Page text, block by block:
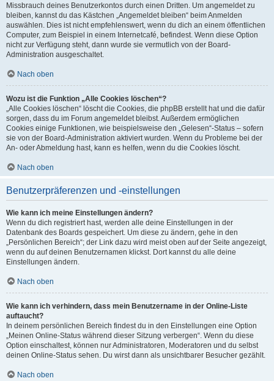
Missbrauch deines Benutzerkontos durch einen Dritten. Um angemeldet zu
bleiben, kannst du das Kästchen „Angemeldet bleiben“ beim Anmelden
auswählen. Dies ist nicht empfehlenswert, wenn du dich an einem öffentlichen
Computer, zum Beispiel in einem Internetcafé, befindest. Wenn diese Option
nicht zur Verfügung steht, dann wurde sie vermutlich von der Board-
Administration ausgeschaltet.
Nach oben
Wozu ist die Funktion „Alle Cookies löschen“?
„Alle Cookies löschen“ löscht die Cookies, die phpBB erstellt hat und die dafür
sorgen, dass du im Forum angemeldet bleibst. Außerdem ermöglichen
Cookies einige Funktionen, wie beispielsweise den „Gelesen“-Status – sofern
sie von der Board-Administration aktiviert wurden. Wenn du Probleme bei der
An- oder Abmeldung hast, kann es helfen, wenn du die Cookies löscht.
Nach oben
Benutzerpräferenzen und -einstellungen
Wie kann ich meine Einstellungen ändern?
Wenn du dich registriert hast, werden alle deine Einstellungen in der
Datenbank des Boards gespeichert. Um diese zu ändern, gehe in den
„Persönlichen Bereich“; der Link dazu wird meist oben auf der Seite angezeigt,
wenn du auf deinen Benutzernamen klickst. Dort kannst du alle deine
Einstellungen ändern.
Nach oben
Wie kann ich verhindern, dass mein Benutzername in der Online-Liste
auftaucht?
In deinem persönlichen Bereich findest du in den Einstellungen eine Option
„Meinen Online-Status während dieser Sitzung verbergen“. Wenn du diese
Option einschaltest, können nur Administratoren, Moderatoren und du selbst
deinen Online-Status sehen. Du wirst dann als unsichtbarer Besucher gezählt.
Nach oben